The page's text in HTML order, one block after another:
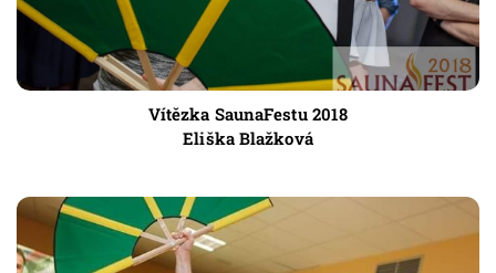
Vítězka SaunaFestu 2018
Eliška Blažková